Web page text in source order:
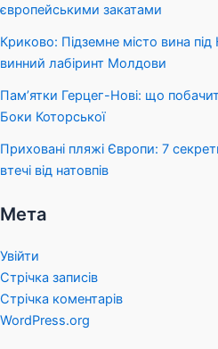
європейськими закатами
Криково: Підземне місто вина
винний лабіринт Молдови
Пам’ятки Герцег-Нові: що
Боки Которської
Приховані пляжі Європи: 7
втечі від натовпів
Мета
Увійти
Стрічка записів
Стрічка коментарів
WordPress.org